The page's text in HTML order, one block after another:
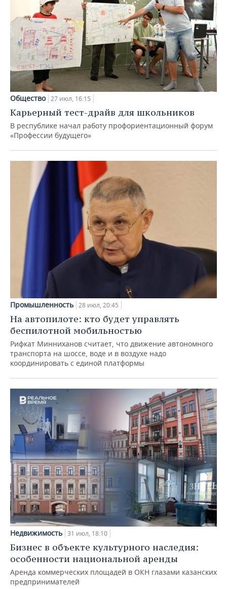
Общество 27 июл, 16:15
Карьерный тест-драйв для школьников
В республике начал работу профориентационный форум
«Профессии будущего»
Промышленность 28 июл, 20:45
На автопилоте: кто будет управлять
беспилотной мобильностью
Рифкат Минниханов считает, что движение автономного
транспорта на шоссе, воде и в воздухе надо
координировать с единой платформы
Недвижимость 31 июл, 18:10
Бизнес в объекте культурного наследия:
особенности национальной аренды
Аренда коммерческих площадей в ОКН глазами казанских
предпринимателей